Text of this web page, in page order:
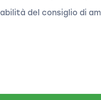
del consiglio di